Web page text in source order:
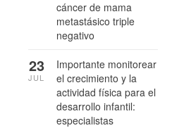
cáncer de mama
metastásico triple
negativo
Importante monitorear
el crecimiento y la
actividad física para el
desarrollo infantil:
especialistas
23
JUL